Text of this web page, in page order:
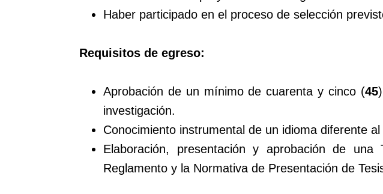
Haber participado en el proceso de selección
Requisitos de egreso:
Aprobación de un mínimo de cuarenta y cinco (45
investigación.
Conocimiento instrumental de un idioma diferente al
Elaboración, presentación y aprobación de
Reglamento y la Normativa de Presentación de